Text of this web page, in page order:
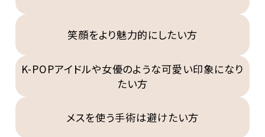
笑顔をより魅力的にしたい方
K-POPアイドルや女優のような可愛い印象になり
たい方
メスを使う手術は避けたい方